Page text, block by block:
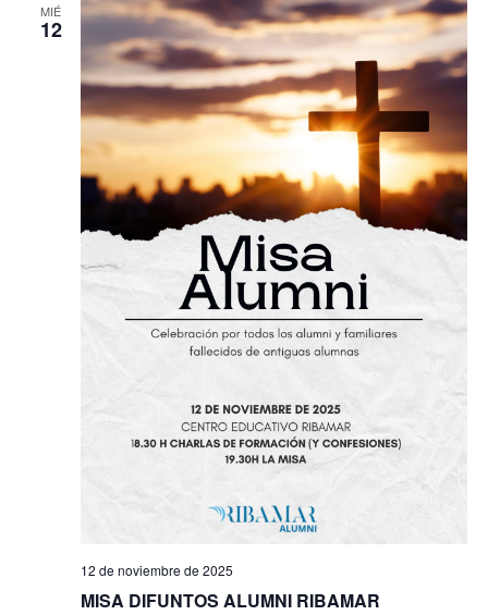
MIÉ
12
12 de noviembre de 2025
MISA DIFUNTOS ALUMNI RIBAMAR